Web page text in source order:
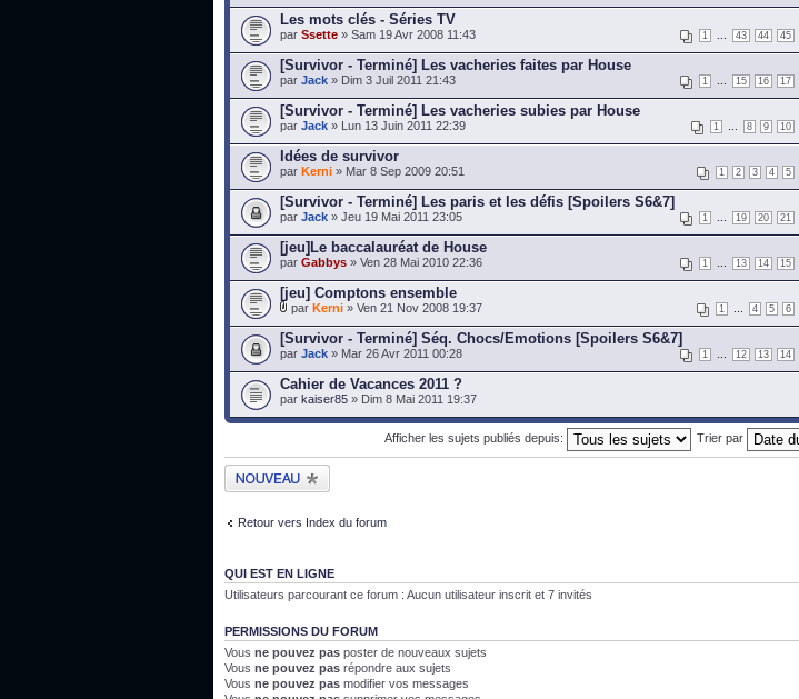
Les mots clés - Séries TV
1 43 44 45
par Ssette » Sam 19 Avr 2008 11:43
[Survivor - Terminé] Les vacheries faites par House
1 15 16 17
par Jack » Dim 3 Juil 2011 21:43
[Survivor - Terminé] Les vacheries subies par House
1 8 9 10
par Jack » Lun 13 Juin 2011 22:39
Idées de survivor
1 2 3 4 5
par Kerni » Mar 8 Sep 2009 20:51
[Survivor - Terminé] Les paris et les défis [Spoilers S6&7]
1 19 20 21
par Jack » Jeu 19 Mai 2011 23:05
[jeu]Le baccalauréat de House
1 13 14 15
par Gabbys » Ven 28 Mai 2010 22:36
[jeu] Comptons ensemble
1 4 5 6
par Kerni » Ven 21 Nov 2008 19:37
[Survivor - Terminé] Séq. Chocs/Emotions [Spoilers S6&7]
1 12 13 14
par Jack » Mar 26 Avr 2011 00:28
Cahier de Vacances 2011 ?
par kaiser85 » Dim 8 Mai 2011 19:37
Afficher les sujets publiés depuis: Trier par
Publier un nouveau
sujet
Retour vers Index du forum
QUI EST EN LIGNE
Utilisateurs parcourant ce forum : Aucun utilisateur inscrit et 7 invités
PERMISSIONS DU FORUM
Vous ne pouvez pas poster de nouveaux sujets
Vous ne pouvez pas répondre aux sujets
Vous ne pouvez pas modifier vos messages